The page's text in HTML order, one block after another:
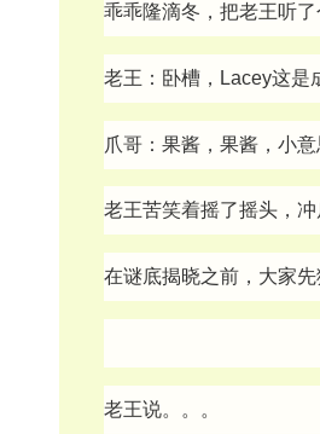
乖乖隆滴冬，把老王听
老王：卧槽，Lacey这是
爪哥：果酱，果酱，小意
老王苦笑着摇了摇头，冲
在谜底揭晓之前，大家
老王说。。。